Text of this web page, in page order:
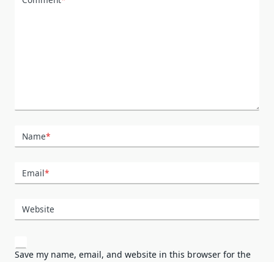
Name*
Email*
Website
Save my name, email, and website in this browser for the